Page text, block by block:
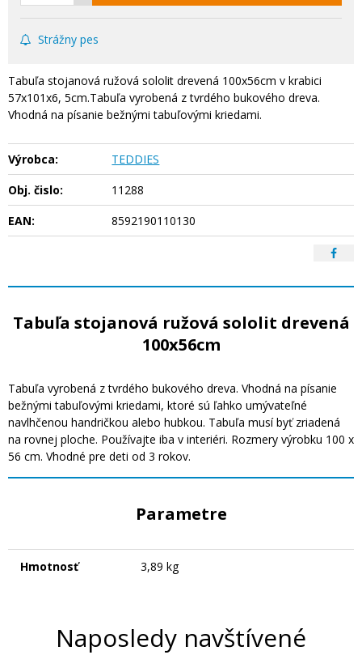
Strážny pes
Tabuľa stojanová ružová sololit drevená 100x56cm v krabici
57x101x6, 5cm.Tabuľa vyrobená z tvrdého bukového dreva.
Vhodná na písanie bežnými tabuľovými kriedami.
Výrobca:
TEDDIES
Obj. čislo:
11288
EAN:
8592190110130
Tabuľa stojanová ružová sololit drevená
100x56cm
Tabuľa vyrobená z tvrdého bukového dreva. Vhodná na písanie
bežnými tabuľovými kriedami, ktoré sú ľahko umývateľné
navlhčenou handričkou alebo hubkou. Tabuľa musí byť zriadená
na rovnej ploche. Používajte iba v interiéri. Rozmery výrobku 100 x
56 cm. Vhodné pre deti od 3 rokov.
Parametre
Hmotnosť 3,89 kg
Naposledy navštívené